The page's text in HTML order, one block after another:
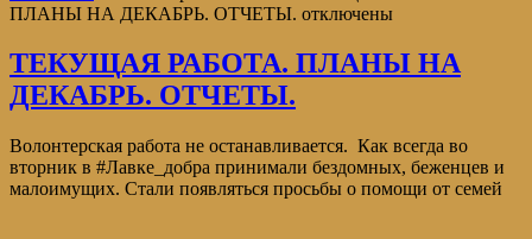
ПЛАНЫ НА ДЕКАБРЬ. ОТЧЕТЫ. отключены
ТЕКУЩАЯ РАБОТА. ПЛАНЫ НА
ДЕКАБРЬ. ОТЧЕТЫ.
Волонтерская работа не останавливается. Как всегда во
вторник в #Лавке_добра принимали бездомных, беженцев и
малоимущих. Стали появляться просьбы о помощи от семей